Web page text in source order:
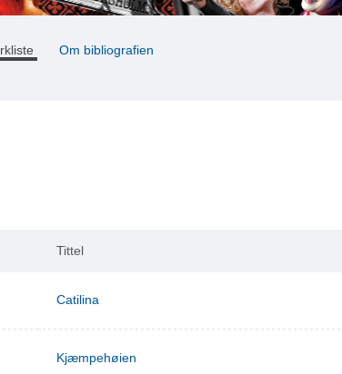
Om bibliografien
Tittel
Catilina
Kjæmpehøien